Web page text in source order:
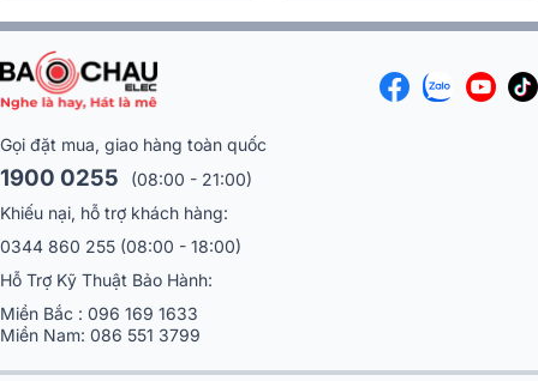
Gọi đặt mua, giao hàng toàn quốc
1900 0255
(08:00 - 21:00)
Khiếu nại, hỗ trợ khách hàng:
0344 860 255 (08:00 - 18:00)
Hỗ Trợ Kỹ Thuật Bảo Hành:
Miền Bắc : 096 169 1633
Miền Nam: 086 551 3799